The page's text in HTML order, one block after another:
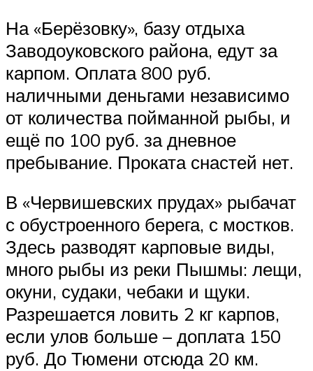
На «Берёзовку», базу отдыха
Заводоуковского района, едут за
карпом. Оплата 800 руб.
наличными деньгами независимо
от количества пойманной рыбы, и
ещё по 100 руб. за дневное
пребывание. Проката снастей нет.
В «Червишевских прудах» рыбачат
с обустроенного берега, с мостков.
Здесь разводят карповые виды,
много рыбы из реки Пышмы: лещи,
окуни, судаки, чебаки и щуки.
Разрешается ловить 2 кг карпов,
если улов больше – доплата 150
руб. До Тюмени отсюда 20 км.